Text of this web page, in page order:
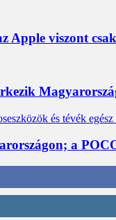
Apple viszont
a